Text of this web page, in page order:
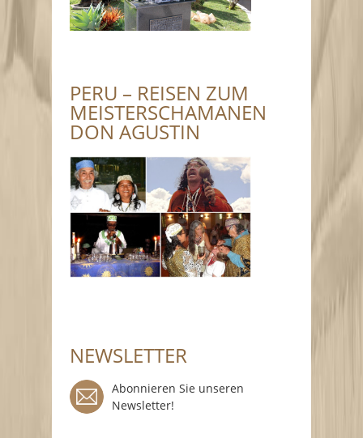
PERU – REISEN ZUM
MEISTERSCHAMANEN
DON AGUSTIN
NEWSLETTER
Abonnieren Sie unseren
Newsletter!